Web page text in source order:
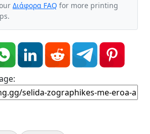
Διάφορα FAQ for more printing